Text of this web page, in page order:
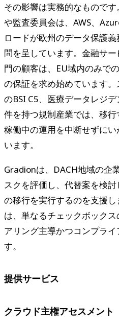
その影響は実務的なもので
や監査委員会は、AWS、
ロードが欧州のデータ保護
問を呈しています。金融サ
門の顧客は、EU域内のみで
の保証を求め始めています
のBSI C5、医療データレジ
件を持つ規制産業では、移行
稼働中の運用を中断せずに
います。
Gradionは、DACH地域の企
スクを評価し、代替案を検
の移行を実行するのを支援
は、単なるチェックボック
アリング主導かつコンプラ
す。
提供サービス
クラウド主権アセスメント